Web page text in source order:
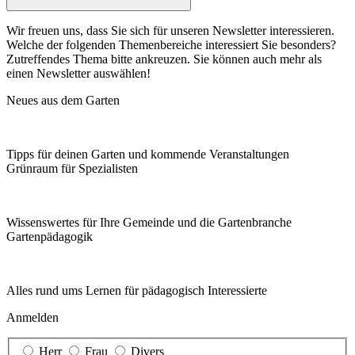
Wir freuen uns, dass Sie sich für unseren Newsletter interessieren.
Welche der folgenden Themenbereiche interessiert Sie besonders?
Zutreffendes Thema bitte ankreuzen. Sie können auch mehr als
einen Newsletter auswählen!
Neues aus dem Garten
Tipps für deinen Garten und kommende Veranstaltungen
Grünraum für Spezialisten
Wissenswertes für Ihre Gemeinde und die Gartenbranche
Garten­pädagogik
Alles rund ums Lernen für pädagogisch Interessierte
Anmelden
Herr Frau Divers